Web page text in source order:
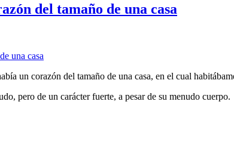
del tamaño de una casa
un corazón del tamaño de una casa, en el cual
pero de un carácter fuerte, a pesar de su menudo cuerpo.